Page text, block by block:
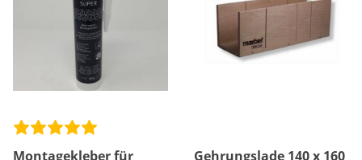
Montagekleber für
Gehrungslade 140 x 160